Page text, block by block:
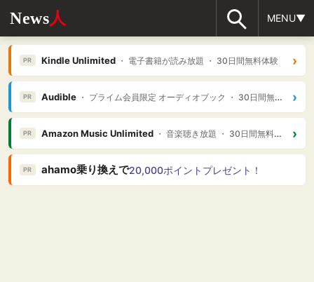
News人 MENU▼
PR Kindle Unlimited・ 電子書籍が読み放題 ・ 30日間無料体験 ›
PR Audible・ プライム会員限定 オーディオブック ・ 30日間無料体験 ›
PR Amazon Music Unlimited・ 音楽聴き放題 ・ 30日間無料体験 ›
PR ahamo乗り換えで20,000ポイントプレゼント！